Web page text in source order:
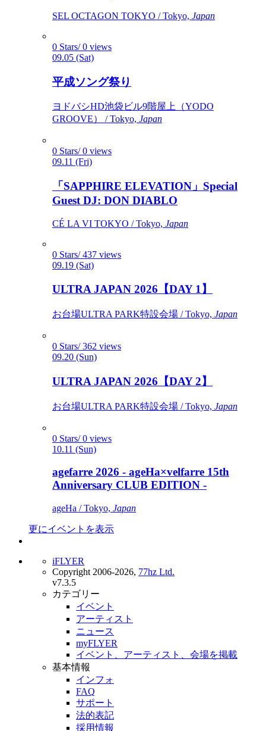
SEL OCTAGON TOKYO / Tokyo, Japan
0 Stars/ 0 views
09.05 (Sat)
平成ソング祭り
ヨドバシHD池袋ビル9階屋上（YODO
GROOVE） / Tokyo, Japan
0 Stars/ 0 views
09.11 (Fri)
「SAPPHIRE ELEVATION」Special
Guest DJ: DON DIABLO
CÉ LA VI TOKYO / Tokyo, Japan
0 Stars/ 437 views
09.19 (Sat)
ULTRA JAPAN 2026【DAY 1】
お台場ULTRA PARK特設会場 / Tokyo, Japan
0 Stars/ 362 views
09.20 (Sun)
ULTRA JAPAN 2026【DAY 2】
お台場ULTRA PARK特設会場 / Tokyo, Japan
0 Stars/ 0 views
10.11 (Sun)
agefarre 2026 - ageHa×velfarre 15th
Anniversary CLUB EDITION -
ageHa / Tokyo, Japan
更にイベントを表示
iFLYER
Copyright 2006-2026, 77hz Ltd.
v7.3.5
カテゴリー
イベント
アーティスト
ニュース
myFLYER
イベント、アーティスト、会場を掲載
基本情報
インフォ
FAQ
サポート
法的表記
採用情報